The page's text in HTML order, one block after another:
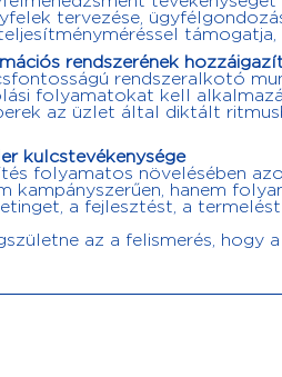
tervezése,
támogatja,
rendszerének
rendszeralkotó
folyamatokat kell
az üzlet által diktált
kulcstevékenysége
folyamatos növelésében
kampányszerűen, hanem
a fejlesztést, a
az a felismerés,